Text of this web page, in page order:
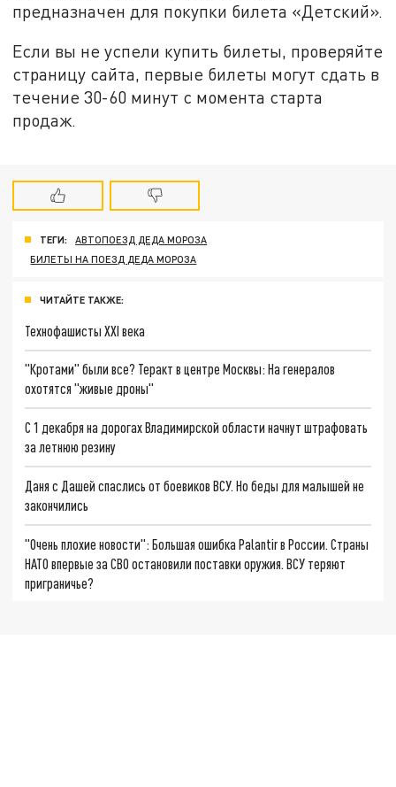
предназначен для покупки билета «Детский».
Если вы не успели купить билеты, проверяйте
страницу сайта, первые билеты могут сдать в
течение 30-60 минут с момента старта
продаж.
ТЕГИ:
АВТОПОЕЗД ДЕДА МОРОЗА
БИЛЕТЫ НА ПОЕЗД ДЕДА МОРОЗА
ЧИТАЙТЕ ТАКЖЕ:
Технофашисты XXI века
"Кротами" были все? Теракт в центре Москвы: На генералов
охотятся "живые дроны"
С 1 декабря на дорогах Владимирской области начнут штрафовать
за летнюю резину
Даня с Дашей спаслись от боевиков ВСУ. Но беды для малышей не
закончились
"Очень плохие новости": Большая ошибка Palantir в России. Страны
НАТО впервые за СВО остановили поставки оружия. ВСУ теряют
приграничье?